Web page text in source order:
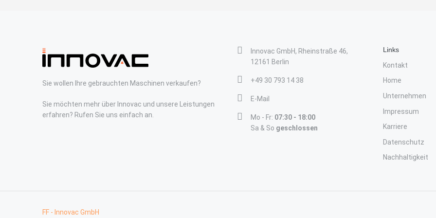
Sie wollen Ihre gebrauchten Maschinen verkaufen?
Sie möchten mehr über Innovac und unsere Leistungen
erfahren? Rufen Sie uns einfach an.
Innovac GmbH, Rheinstraße 46,
12161 Berlin
+49 30 793 14 38
E-Mail
Mo - Fr: 07:30 - 18:00
Sa & So geschlossen
Links
Kontakt
Home
Unternehmen
Impressum
Karriere
Datenschutz
Nachhaltigkeit
FF - Innovac GmbH